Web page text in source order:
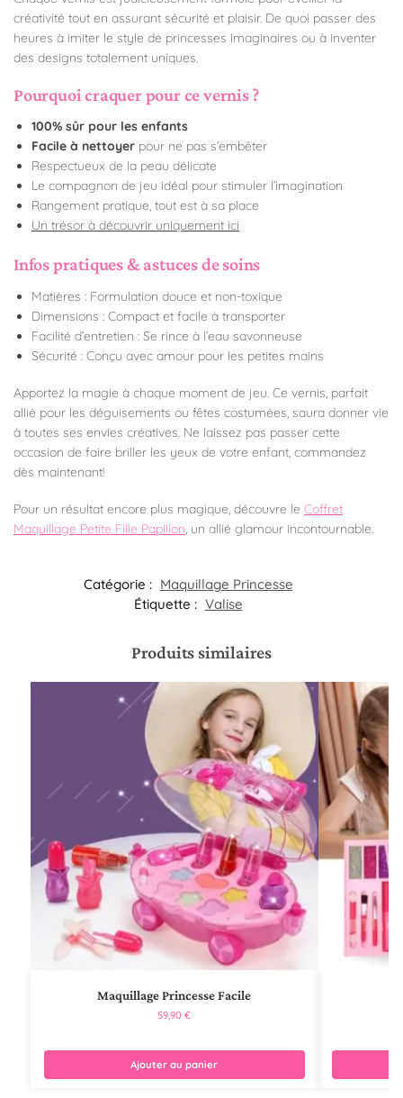
créativité tout en assurant sécurité et plaisir. De quoi passer des
heures à imiter le style de princesses imaginaires ou à inventer
des designs totalement uniques.
Pourquoi craquer pour ce vernis ?
100% sûr pour les enfants
Facile à nettoyer pour ne pas s’embêter
Respectueux de la peau délicate
Le compagnon de jeu idéal pour stimuler l’imagination
Rangement pratique, tout est à sa place
Un trésor à découvrir uniquement ici
Infos pratiques & astuces de soins
Matières : Formulation douce et non-toxique
Dimensions : Compact et facile à transporter
Facilité d’entretien : Se rince à l’eau savonneuse
Sécurité : Conçu avec amour pour les petites mains
Apportez la magie à chaque moment de jeu. Ce vernis, parfait
allié pour les déguisements ou fêtes costumées, saura donner vie
à toutes ses envies créatives. Ne laissez pas passer cette
occasion de faire briller les yeux de votre enfant, commandez
dès maintenant!
Pour un résultat encore plus magique, découvre le Coffret
Maquillage Petite Fille Papillon , un allié glamour incontournable.
Catégorie : Maquillage Princesse
Étiquette : Valise
Produits similaires
Maquillage Princesse Facile
59,90€
Ajouter au panier